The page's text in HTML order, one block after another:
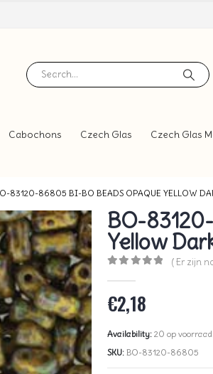
Cabochons Czech Glas Czech Glas
83120-86805 BI-BO BEADS OPAQUE YELLOW
BO-
Yellow
( Er zijn
€2,18
Availability: 20 op voorraad
SKU: BO-83120-86805